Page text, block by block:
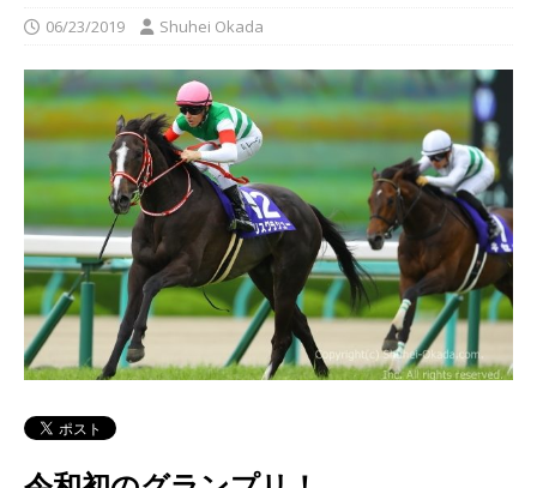
06/23/2019 Shuhei Okada